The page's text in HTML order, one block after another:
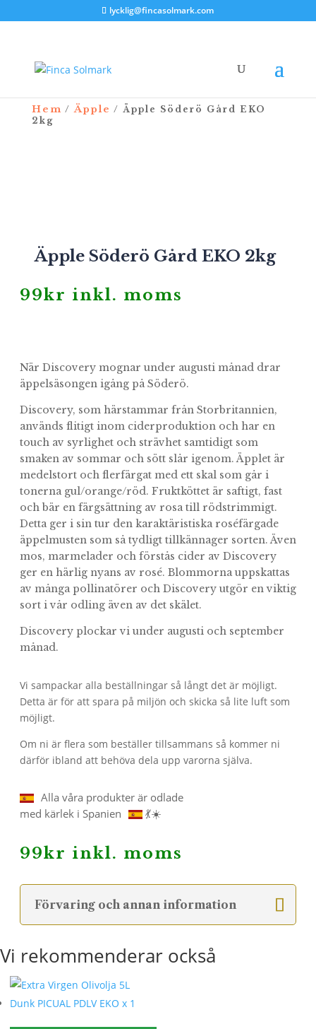
lycklig@fincasolmark.com
Hem /Äpple / Äpple Söderö Gård EKO
2kg
Äpple Söderö Gård EKO 2kg
99kr inkl. moms
När Discovery mognar under augusti månad drar
äppelsäsongen igång på Söderö.
Discovery, som härstammar från Storbritannien,
används flitigt inom ciderproduktion och har en
touch av syrlighet och strävhet samtidigt som
smaken av sommar och sött slår igenom. Äpplet är
medelstort och flerfärgat med ett skal som går i
tonerna gul/orange/röd. Fruktköttet är saftigt, fast
och bär en färgsättning av rosa till rödstrimmigt.
Detta ger i sin tur den karaktäristiska roséfärgade
äppelmusten som så tydligt tillkännager sorten. Även
mos, marmelader och förstås cider av Discovery
ger en härlig nyans av rosé. Blommorna uppskattas
av många pollinatörer och Discovery utgör en viktig
sort i vår odling även av det skälet.
Discovery plockar vi under augusti och september
månad.
Vi sampackar alla beställningar så långt det är möjligt.
Detta är för att spara på miljön och skicka så lite luft som
möjligt.
Om ni är flera som beställer tillsammans så kommer ni
därför ibland att behöva dela upp varorna själva.
Alla våra produkter är odlade
med kärlek i Spanien
💃☀️
99kr inkl. moms
Förvaring och annan information
Vi rekommenderar också